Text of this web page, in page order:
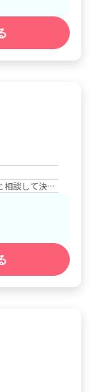
お相手と相談して決める